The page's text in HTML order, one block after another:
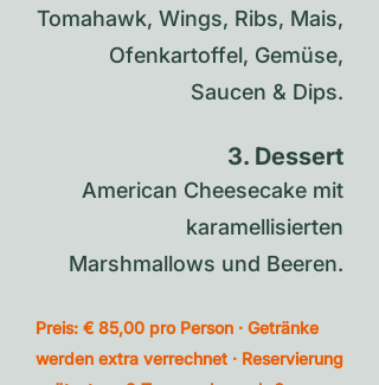
Tomahawk, Wings, Ribs, Mais,
Ofenkartoffel, Gemüse,
Saucen & Dips.
3. Dessert
American Cheesecake mit
karamellisierten
Marshmallows und Beeren.
Preis: € 85,00 pro Person · Getränke
werden extra verrechnet · Reservierung